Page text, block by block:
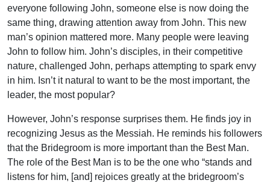
everyone following John, someone else is now doing the
same thing, drawing attention away from John. This new
man’s opinion mattered more. Many people were leaving
John to follow him. John’s disciples, in their competitive
nature, challenged John, perhaps attempting to spark envy
in him. Isn’t it natural to want to be the most important, the
leader, the most popular?
However, John’s response surprises them. He finds joy in
recognizing Jesus as the Messiah. He reminds his followers
that the Bridegroom is more important than the Best Man.
The role of the Best Man is to be the one who “stands and
listens for him, [and] rejoices greatly at the bridegroom’s